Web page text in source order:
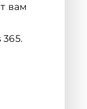
вам